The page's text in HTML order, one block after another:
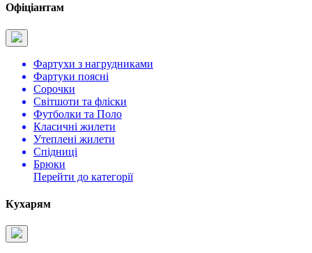
Офіціантам
Фартухи з нагрудниками
Фартуки поясні
Сорочки
Світшоти та фліски
Футболки та Поло
Класичні жилети
Утеплені жилети
Спідниці
Брюки
Перейти до категорії
Кухарям